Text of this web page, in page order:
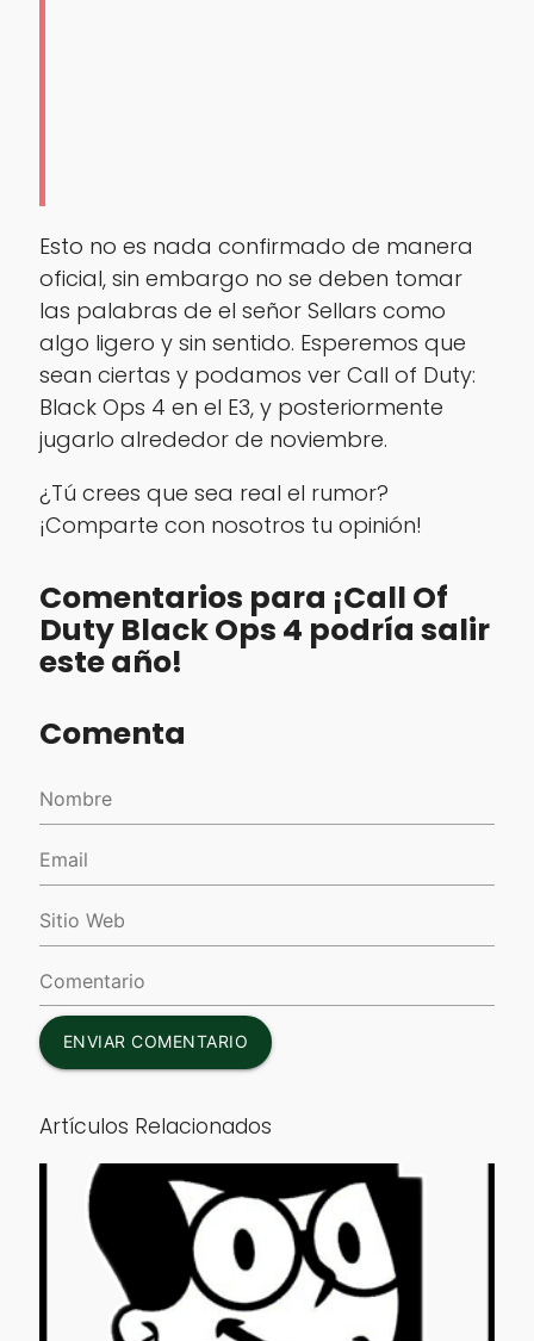
Esto no es nada confirmado de manera
oficial, sin embargo no se deben tomar
las palabras de el señor Sellars como
algo ligero y sin sentido. Esperemos que
sean ciertas y podamos ver Call of Duty:
Black Ops 4 en el E3, y posteriormente
jugarlo alrededor de noviembre.
¿Tú crees que sea real el rumor?
¡Comparte con nosotros tu opinión!
Comentarios para ¡Call Of
Duty Black Ops 4 podría salir
este año!
Comenta
ENVIAR COMENTARIO
Artículos Relacionados